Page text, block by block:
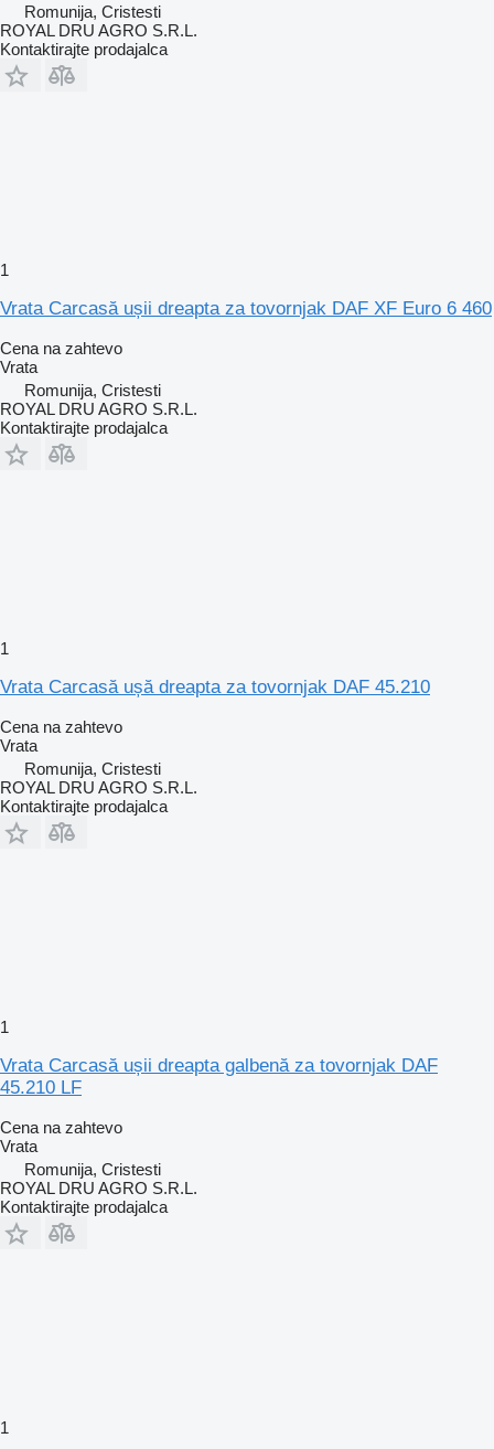
Romunija, Cristesti
ROYAL DRU AGRO S.R.L.
Kontaktirajte prodajalca
1
Vrata Carcasă ușii dreapta za tovornjak DAF XF Euro 6 460
Cena na zahtevo
Vrata
Romunija, Cristesti
ROYAL DRU AGRO S.R.L.
Kontaktirajte prodajalca
1
Vrata Carcasă ușă dreapta za tovornjak DAF 45.210
Cena na zahtevo
Vrata
Romunija, Cristesti
ROYAL DRU AGRO S.R.L.
Kontaktirajte prodajalca
1
Vrata Carcasă ușii dreapta galbenă za tovornjak DAF
45.210 LF
Cena na zahtevo
Vrata
Romunija, Cristesti
ROYAL DRU AGRO S.R.L.
Kontaktirajte prodajalca
1